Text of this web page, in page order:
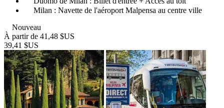
Milan : Navette de l'aéroport Malpensa au centre ville
Nouveau
À partir de 41,48 $US
39,41 $US